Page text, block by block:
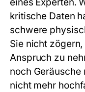
eines Experten.
kritische Daten
schwere
Sie nicht
Anspruch zu
noch
nicht mehr